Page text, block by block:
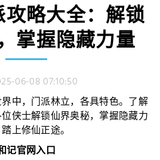
略大全：解锁
掌握隐藏力量
06-08 07:10:50
中，门派林立，各具特色。了解
侠士解锁仙界奥秘，掌握隐藏力
上修仙正途。
记官网入口